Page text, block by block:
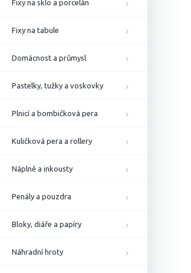
Fixy na sklo a porcelán
Fixy na tabule
Domácnost a průmysl
Pastelky, tužky a voskovky
Plnicí a bombičková pera
Kuličková pera a rollery
Náplně a inkousty
Penály a pouzdra
Bloky, diáře a papíry
Náhradní hroty